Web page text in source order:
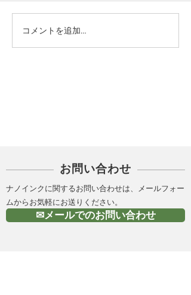
コメントを追加…
お問い合わせ
✉メールでのお問い合わせ
ナノインクに関するお問い合わせは、メールフォー
ムからお気軽にお送りください。